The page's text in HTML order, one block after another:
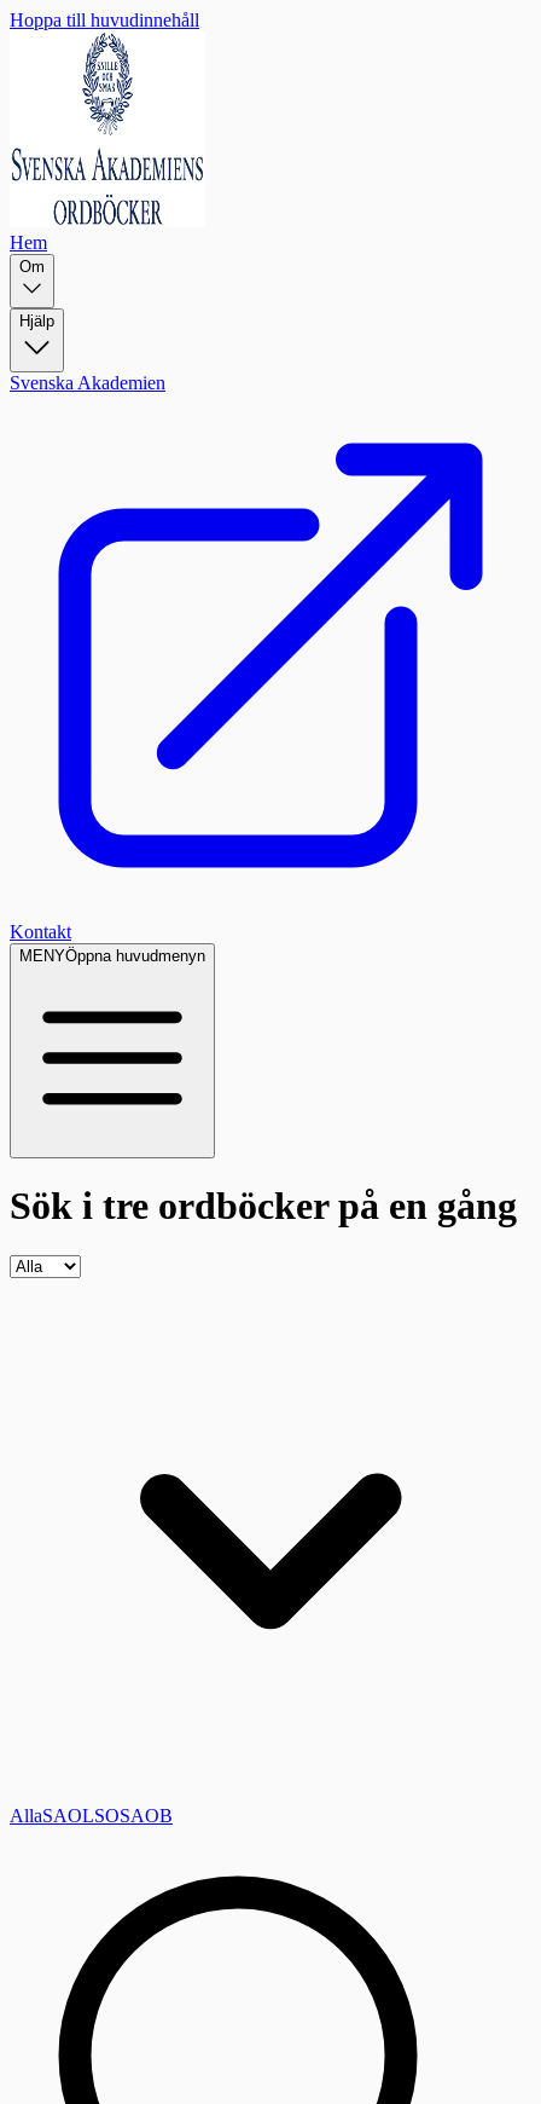
Hoppa till huvudinnehåll
Hem
Om
Hjälp
Svenska Akademien
Kontakt
MENYÖppna huvudmenyn
Sök i tre ordböckerpå en gång
AllaSAOLSOSAOB